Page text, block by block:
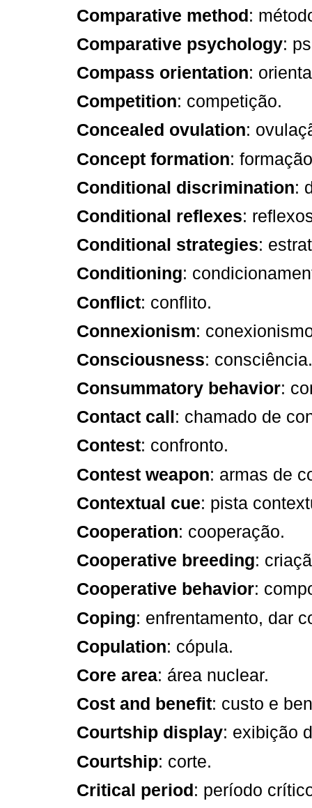
Comparative method:
Comparative psychology:
Compass orientation:
Competition: competição.
Concealed ovulation:
Concept formation:
Conditional discrimination:
Conditional reflexes:
Conditional strategies:
Conditioning:
Conflict: conflito.
Connexionism:
Consciousness: consciência.
Consummatory behavior:
Contact call : chamado de
Contest: confronto.
Contest weapon: armas de
Contextual cue: pista
Cooperation: cooperação.
Cooperative breeding:
Cooperative behavior:
Coping: enfrentamento, dar
Copulation: cópula.
Core area: área nuclear.
Cost and benefit: custo e
Courtship display: exibição
Courtship: corte.
Critical period: período